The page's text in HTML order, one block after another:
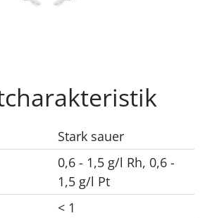
Stark sauer
0,6 - 1,5 g/l Rh, 0,6 -
1,5 g/l Pt
< 1